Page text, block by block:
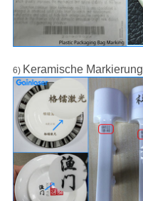
6) Keramische Markierung